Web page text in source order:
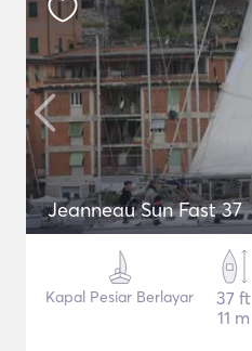
Jeanneau Sun Fast 37
Kapal Pesiar Berlayar
37 ft
11 m